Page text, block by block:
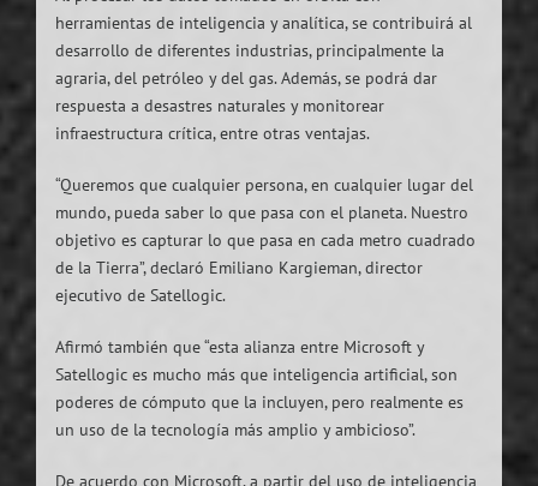
herramientas de inteligencia y analítica, se contribuirá al
desarrollo de diferentes industrias, principalmente la
agraria, del petróleo y del gas. Además, se podrá dar
respuesta a desastres naturales y monitorear
infraestructura crítica, entre otras ventajas.
“Queremos que cualquier persona, en cualquier lugar del
mundo, pueda saber lo que pasa con el planeta. Nuestro
objetivo es capturar lo que pasa en cada metro cuadrado
de la Tierra”, declaró Emiliano Kargieman, director
ejecutivo de Satellogic.
Afirmó también que “esta alianza entre Microsoft y
Satellogic es mucho más que inteligencia artificial, son
poderes de cómputo que la incluyen, pero realmente es
un uso de la tecnología más amplio y ambicioso”.